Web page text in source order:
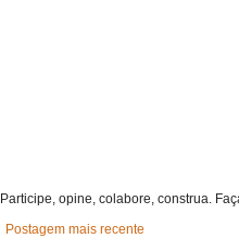
Participe, opine, colabore, construa.
Postagem mais recente